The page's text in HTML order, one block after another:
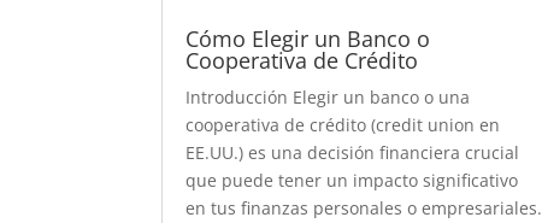
Cómo Elegir un Banco o
Cooperativa de Crédito
Introducción Elegir un banco o una
cooperativa de crédito (credit union en
EE.UU.) es una decisión financiera crucial
que puede tener un impacto significativo
en tus finanzas personales o empresariales.